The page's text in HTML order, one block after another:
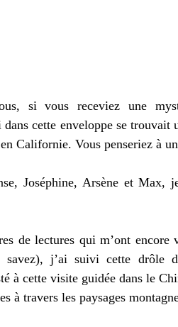
si vous receviez une
dans cette enveloppe se
Californie. Vous penseriez à
Joséphine, Arsène et Max,
de lectures qui m’ont
j’ai suivi cette drôle
à cette visite guidée dans le
à travers les paysages